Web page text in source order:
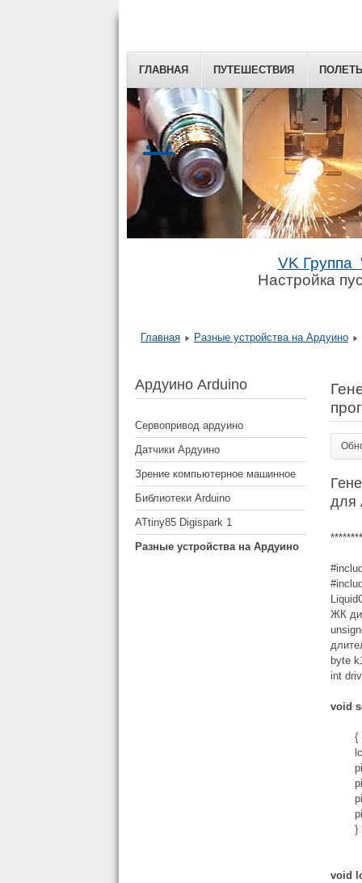
. .
.
ГЛАВНАЯ ПУТЕШЕСТВИЯ
VK Группа
Настройка
Главная Разные устройства на Ардуино
Ардуино Arduino
Сервопривод ардуино
Датчики Ардуино
Зрение компьютерное машинное
Библиотеки Arduino
ATtiny85 Digispark 1
Разные устройства на Ардуино
для
ЖК
byte
int
void
{
}
void